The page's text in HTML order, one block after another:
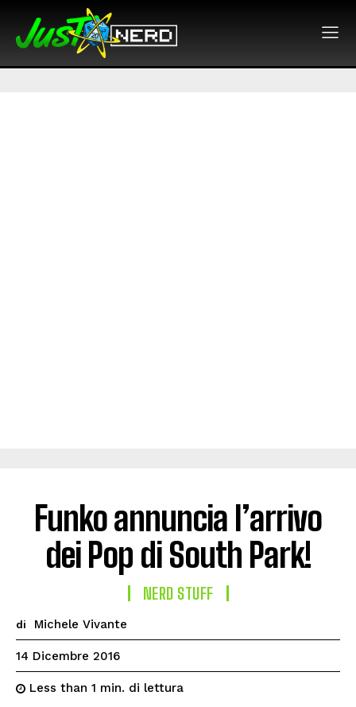
Funko annuncia l’arrivo
dei Pop di South Park!
NERD STUFF
di Michele Vivante
14 Dicembre 2016
Less than 1 min. di lettura